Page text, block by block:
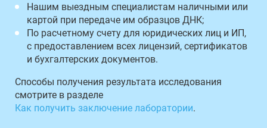
Нашим выездным специалистам наличными или
картой при передаче им образцов ДНК;
По расчетному счету для юридических лиц и ИП,
с предоставлением всех лицензий, сертификатов
и бухгалтерских документов.
Способы получения результата исследования
смотрите в разделе
Как получить заключение лаборатории.